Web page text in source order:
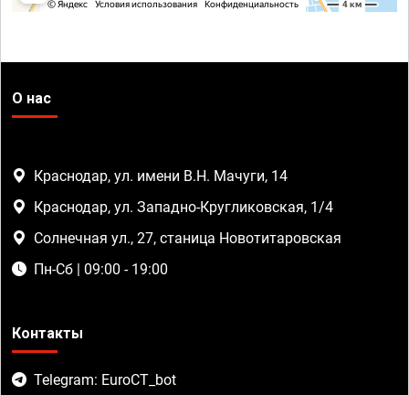
О нас
Краснодар, ул. имени В.Н. Мачуги, 14
Краснодар, ул. Западно-Кругликовская, 1/4
Солнечная ул., 27, станица Новотитаровская
Пн-Сб | 09:00 - 19:00
Контакты
Telegram: EuroCT_bot